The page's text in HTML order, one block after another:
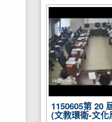
1150605第 20
(文教環衛-文化